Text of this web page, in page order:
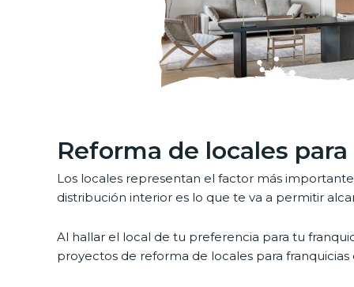
Reforma de locales
Los locales representan el factor más
distribución interior es lo que te va a permitir
Al hallar el local de tu preferencia para tu
proyectos de reforma de locales para franquicias